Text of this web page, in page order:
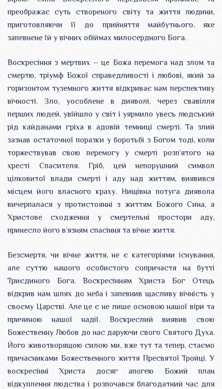
преображає суть створеного світу та життя людини,
приготовляючи її до прийняття майбутнього, яке
запевнене їй у вічних обіймах милосердного Бога.
Воскресіння з мертвих – це Божа перемога над злом та
смертю, тріумф Божої справедливості і любові, який за
горизонтом туземного життя відкриває нам перспективу
вічності. Зло, уособлене в дияволі, через свавілля
перших людей, увійшло у світ і уярмило увесь людський
рід кайданами гріха в адовій темниці смерті. Та злий
зазнав остаточної поразки у боротьбі з Богом тоді, коли
торжествував свою перемогу у смерті розп’ятого на
хресті Спасителя. Гріб, цей непорушний символ
цілковитої влади смерті і аду над життям, виявився
місцем його власного краху. Нищівна потуга диявола
вичерпалася у протистоянні з життям Божого Сина, а
Христове сходження у смертельні простори аду,
принесло його в’язням спасіння та вічне життя.
Безсмертя, чи вічне життя, не є категоріями існування,
але суттю нашого особистого сопричастя на бутті
Триєдиного Бога. Воскресінням Христа Бог Отець
відкрив нам шлях до неба і запевнив щасливу вічність у
своєму Царстві. Але це є не лише основою нашої віри та
причиною нашої надії. Воскреслий виявив свою
Божественну Любов до нас даруючи свого Святого Духа.
Його животворящою силою ми, вже тут та тепер, стаємо
причасниками Божественного життя Пресвятої Тройці. У
воскресінні Христа досяг апогею Божий план
відкуплення людства і розпочався благодатний час для